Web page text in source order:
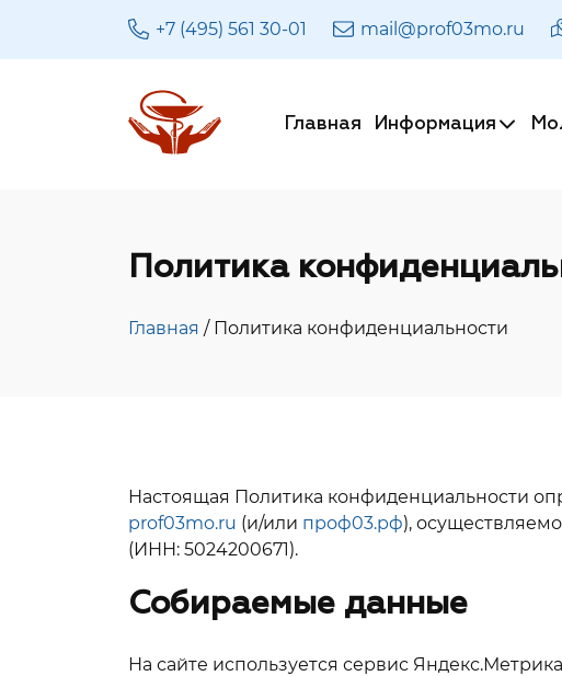
+7 (495) 561 30-01 mail@prof03mo.ru
Главная Информация x
Политика
Главная / Политика конфиденциальности
Настоящая Политика конфиденциальности
prof03mo.ru (и/или проф03.рф),
(ИНН: 5024200671).
Собираемые данные
На сайте используется сервис